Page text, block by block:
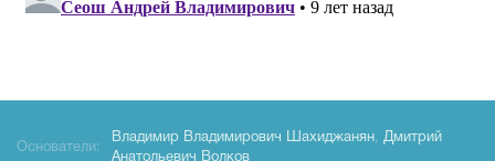
Основатели:
Владимир Владимирович Шахиджанян, Дмитрий
Анатольевич Волков